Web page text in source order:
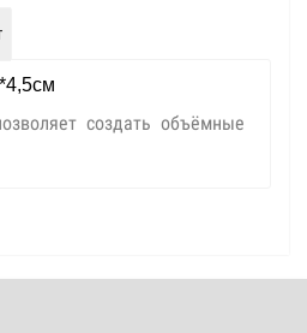
создать объёмные